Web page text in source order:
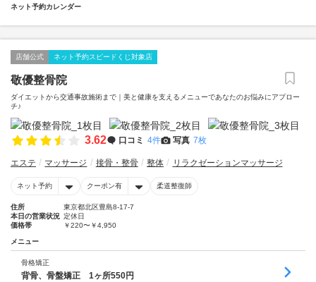
ネット予約カレンダー
店舗公式 ネット予約スピードくじ対象店
敬優整骨院
ダイエットから交通事故施術まで｜美と健康を支えるメニューであなたのお悩みにアプロー
チ♪
3.62 口コミ 4件 写真 7枚
エステ マッサージ 接骨・整骨 整体 リラクゼーションマッサージ
ネット予約 クーポン有 柔道整復師
住所
東京都北区豊島8-17-7
本日の営業状況 定休日
価格帯
￥220〜￥4,950
メニュー
骨格矯正
背骨、骨盤矯正 1ヶ所550円